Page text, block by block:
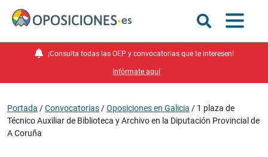
¡Consulta todas las OEP y convocatorias que te interesen!
Infórmate aquí
Portada /Convocatorias /Oposiciones en Galicia / 1 plaza de
Técnico Auxiliar de Biblioteca y Archivo en la Diputación Provincial de
A Coruña